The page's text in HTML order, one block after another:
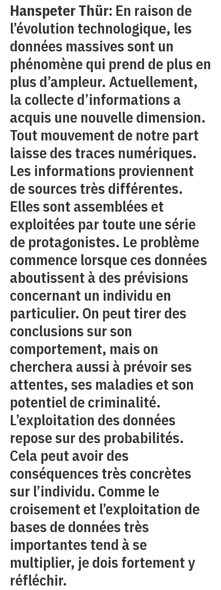
Hanspeter Thür: En raison de
l’évolution technologique, les
données massives sont un
phénomène qui prend de plus en
plus d’ampleur. Actuellement,
la collecte d’informations a
acquis une nouvelle dimension.
Tout mouvement de notre part
laisse des traces numériques.
Les informations proviennent
de sources très différentes.
Elles sont assemblées et
exploitées par toute une série
de protagonistes. Le problème
commence lorsque ces données
aboutissent à des prévisions
concernant un individu en
particulier. On peut tirer des
conclusions sur son
comportement, mais on
cherchera aussi à prévoir ses
attentes, ses maladies et son
potentiel de criminalité.
L’exploitation des données
repose sur des probabilités.
Cela peut avoir des
conséquences très concrètes
sur l’individu. Comme le
croisement et l’exploitation de
bases de données très
importantes tend à se
multiplier, je dois fortement y
réfléchir.